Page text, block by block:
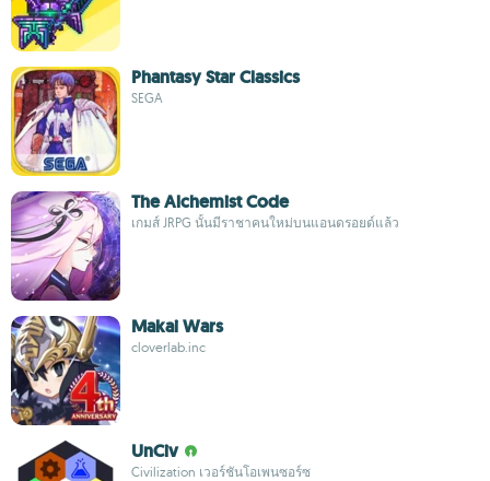
Phantasy Star Classics
SEGA
The Alchemist Code
เกมส์ JRPG นั้นมีราชาคนใหม่บนแอนดรอยด์แล้ว
Makai Wars
cloverlab.inc
UnCiv
Civilization เวอร์ชันโอเพนซอร์ซ